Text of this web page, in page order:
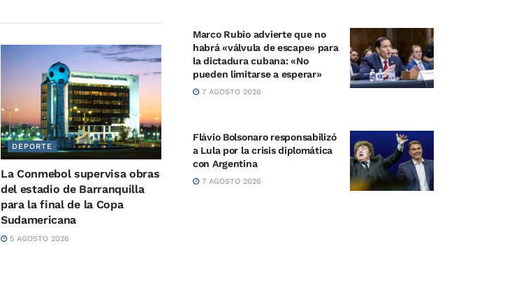
DEPORTE
La Conmebol supervisa obras
del estadio de Barranquilla
para la final de la Copa
Sudamericana
5 AGOSTO 2026
Marco Rubio advierte que no
habrá «válvula de escape» para
la dictadura cubana: «No
pueden limitarse a esperar»
7 AGOSTO 2026
Flávio Bolsonaro responsabilizó
a Lula por la crisis diplomática
con Argentina
7 AGOSTO 2026